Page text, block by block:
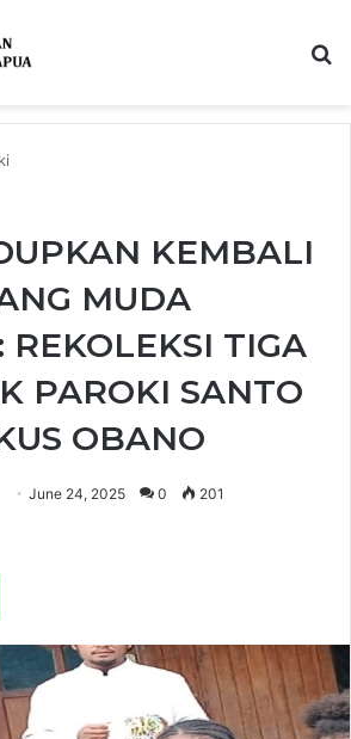
KEMBALI
MUDA
REKOLEKSI TIGA
PAROKI SANTO
OBANO
June 24, 2025 0 201